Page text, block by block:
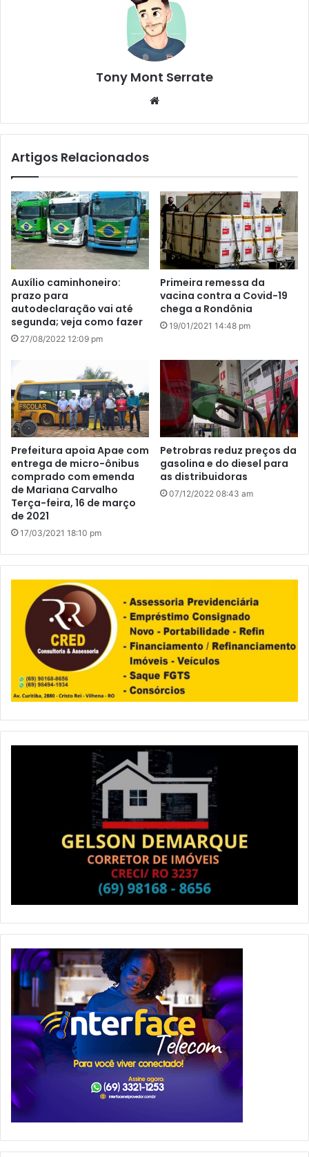
Tony Mont Serrate
te
Artigos Relacionados
Auxílio caminhoneiro:
prazo para
autodeclaração vai até
segunda; veja como fazer
27/08/2022 12:09 pm
Primeira remessa da
vacina contra a Covid-19
chega a Rondônia
19/01/2021 14:48 pm
Prefeitura apoia Apae com
entrega de micro-ônibus
comprado com emenda
de Mariana Carvalho
Terça-feira, 16 de março
de 2021
17/03/2021 18:10 pm
Petrobras reduz preços da
gasolina e do diesel para
as distribuidoras
07/12/2022 08:43 am